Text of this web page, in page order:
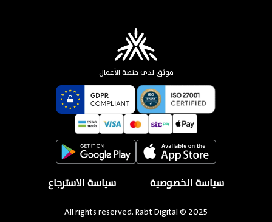
موثق لدى منصة الأعمال
سياسة الخصوصية سياسة الاسترجاع
All rights reserved. Rabt Digital © 2025